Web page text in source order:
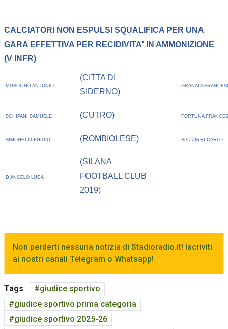
CALCIATORI NON ESPULSI SQUALIFICA PER UNA
GARA EFFETTIVA PER RECIDIVITA' IN AMMONIZIONE
(V INFR)
MUSOLINO ANTONIO
(CITTA DI
SIDERNO)
GRANATA
SCHIPANI SAMUELE (CUTRO) FORTUNA
SIMONETTI EGIDIO (ROMBIOLESE) SPIZZIRRI CARLO
D ANGELO LUCA
(SILANA
FOOTBALL CLUB
2019)
Non perderti nessuna notizia di Stadioradio.it! Iscriviti
ai nostri canali Telegram o Whatsapp!
Tags
giudice sportivo
giudice sportivo prima categoria
giudice sportivo 2025-26